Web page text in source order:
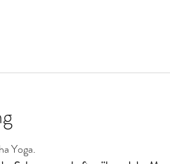
Yoga.